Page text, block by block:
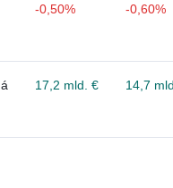
-0,50% -0,60%
17,2 mld. € 14,7